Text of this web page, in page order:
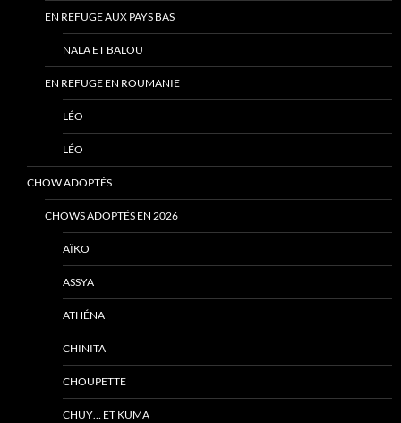
EN REFUGE AUX PAYS BAS
NALA ET BALOU
EN REFUGE EN ROUMANIE
LÉO
LÉO
CHOW ADOPTÉS
CHOWS ADOPTÉS EN 2026
AÏKO
ASSYA
ATHÉNA
CHINITA
CHOUPETTE
CHUY… ET KUMA